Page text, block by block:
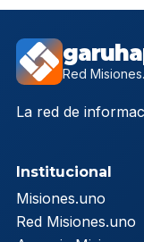
Red
La red de
Institucional
Misiones.uno
Red Misiones.uno